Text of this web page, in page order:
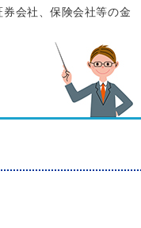
会社、保険会社等の金